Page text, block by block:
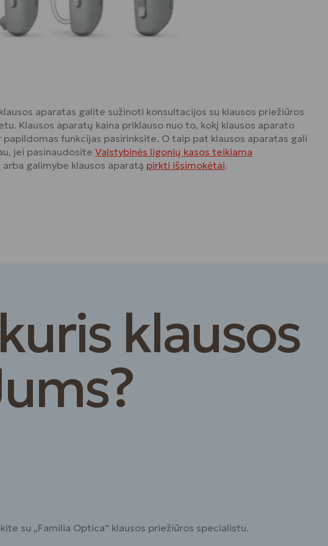
aparatas galite sužinoti konsultacijos su klausos priežiūros
Klausos aparatų kaina priklauso nuo to, kokį klausos aparato
funkcijas pasirinksite. O taip pat klausos aparatas gali
jei pasinaudosite Valstybinės ligonių kasos teikiama
arba galimybe klausos aparatą pirkti išsimokėtai.
klausos
su „Familia Optica“ klausos priežiūros specialistu.